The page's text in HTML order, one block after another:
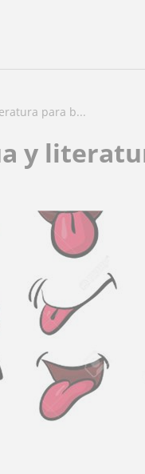
para b...